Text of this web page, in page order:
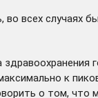
всех случаях
к
о том, что